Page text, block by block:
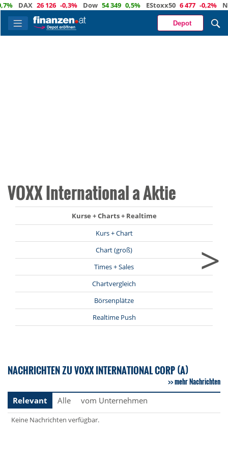
DAX 26 126 -0,3% Dow 54 349 0,5% EStoxx50 6 477 -0,2%
Depot
VOXX International a Aktie
Kurse + Charts + Realtime
Kurs + Chart
Chart (groß)
Times + Sales
Chartvergleich
Börsenplätze
Realtime Push
>
NACHRICHTEN ZU VOXX INTERNATIONAL CORP (A)
mehr Nachrichten
Relevant
Alle vom Unternehmen
Keine Nachrichten verfügbar.